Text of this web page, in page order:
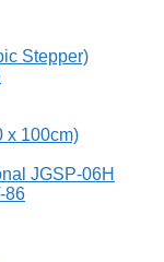
Stepper)
x 100cm)
JGSP-06H
86